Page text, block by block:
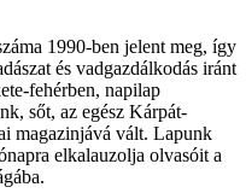
1990-ben jelent meg, így
és vadgazdálkodás iránt
fehérben, napilap
sőt, az egész Kárpát-
magazinjává vált. Lapunk
elkalauzolja olvasóit a